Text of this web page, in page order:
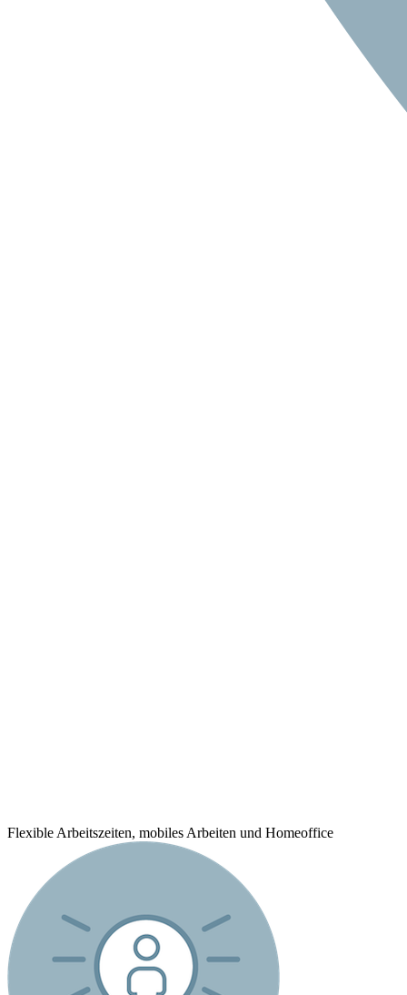
Flexible Arbeitszeiten, mobiles Arbeiten und Homeoffice